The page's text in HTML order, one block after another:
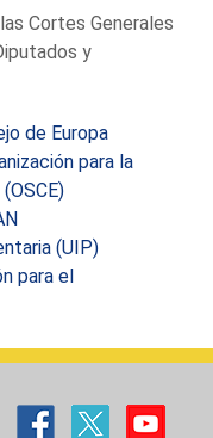
Cortes Generales
y
de Europa
para la
(UIP)
para el